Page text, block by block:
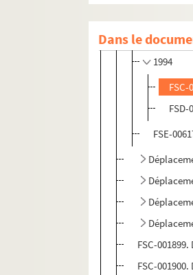
Dans le
FSC-
FSC-
1994
FSC-
FSD-
FSE-
FSC-
FSC-